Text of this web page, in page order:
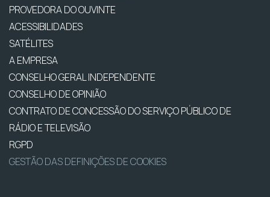
PROVEDORA DO OUVINTE
ACESSIBILIDADES
SATÉLITES
A EMPRESA
CONSELHO GERAL INDEPENDENTE
CONSELHO DE OPINIÃO
CONTRATO DE CONCESSÃO DO SERVIÇO PÚBLICO DE
RÁDIO E TELEVISÃO
RGPD
GESTÃO DAS DEFINIÇÕES DE COOKIES